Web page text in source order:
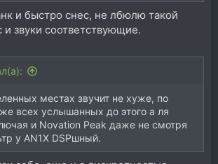
и быстро снес, не лбюлю такой
звуки соответствующие.
местах звучит не хуже, по
всех услышанных до этого а ля
и Novation Peak даже не смотря
у AN1X DSPшный.